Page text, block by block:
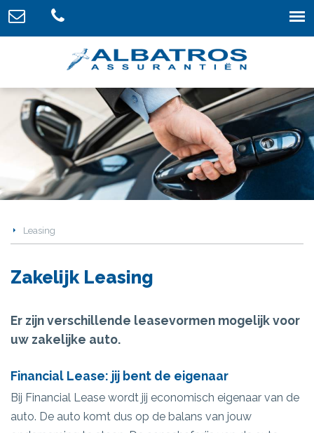
Leasing
Zakelijk Leasing
Er zijn verschillende leasevormen mogelijk voor
uw zakelijke auto.
Financial Lease: jij bent de eigenaar
Bij Financial Lease wordt jij economisch eigenaar van de
auto. De auto komt dus op de balans van jouw